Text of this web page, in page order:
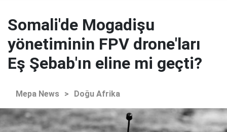
Somali'de Mogadişu
yönetiminin FPV drone'ları
Eş Şebab'ın eline mi geçti?
Mepa News > Doğu Afrika